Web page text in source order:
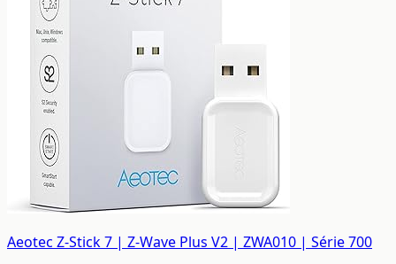
Aeotec Z-Stick 7 | Z-Wave Plus V2 | ZWA010 | Série 700